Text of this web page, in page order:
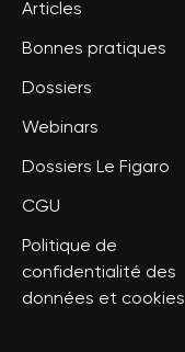
Articles
Bonnes pratiques
Dossiers
Webinars
Dossiers Le Figaro
CGU
Politique de
confidentialité des
données et cookies